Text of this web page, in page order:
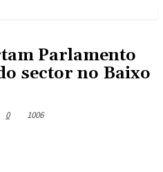
Parlamento
sector no Baixo
0 1006